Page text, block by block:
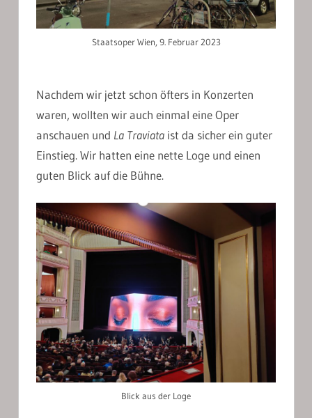
Staatsoper Wien, 9. Februar 2023
Nachdem wir jetzt schon öfters in Konzerten
waren, wollten wir auch einmal eine Oper
anschauen und La Traviata ist da sicher ein guter
Einstieg. Wir hatten eine nette Loge und einen
guten Blick auf die Bühne.
Blick aus der Loge